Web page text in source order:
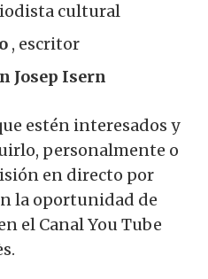
cultural
, escritor
Josep Isern
estén interesados ​​y
personalmente o
en directo por
la oportunidad de
el Canal You Tube